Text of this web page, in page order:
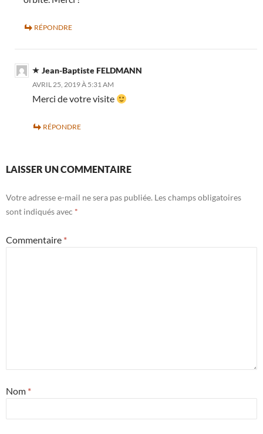
RÉPONDRE
Jean-Baptiste FELDMANN
AVRIL 25, 2019 À 5:31 AM
Merci de votre visite
RÉPONDRE
LAISSER UN COMMENTAIRE
Votre adresse e-mail ne sera pas publiée. Les champs obligatoires
sont indiqués avec *
Commentaire *
Nom *